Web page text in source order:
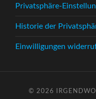
Privatsphäre-
Historie der
Einwilligungen
© 2026